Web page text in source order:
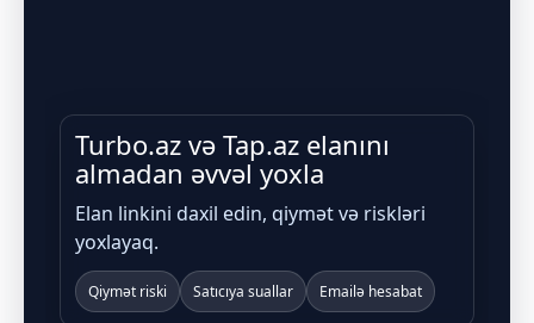
Turbo.az və Tap.az elanını
almadan əvvəl yoxla
Elan linkini daxil edin, qiymət və riskləri
yoxlayaq.
Qiymət riski Satıcıya suallar Emailə hesabat